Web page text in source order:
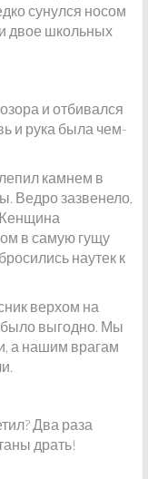
сунулся носом
двое школьных
и отбивался
и рука была чем-
камнем в
Ведро зазвенело,
в самую гущу
наутек к
верхом на
выгодно. Мы
а нашим врагам
Два раза
драть!